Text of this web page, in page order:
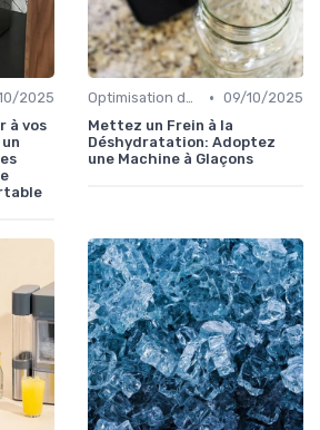
2025
à vos
Optimisation de Production • 09/10/2025
Mettez un Frein à la
Déshydratation: Adoptez
une Machine à Glaçons